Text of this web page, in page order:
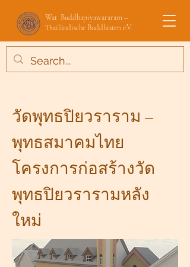
Wat Buddhapiyawararam –
Thailändische Buddhisten e.V.
วัดพุทธปิยวราราม –
พุทธสมาคมไทย
โครงการก่อสร้างวัด
พุทธปิยวรารามหลัง
ใหม่